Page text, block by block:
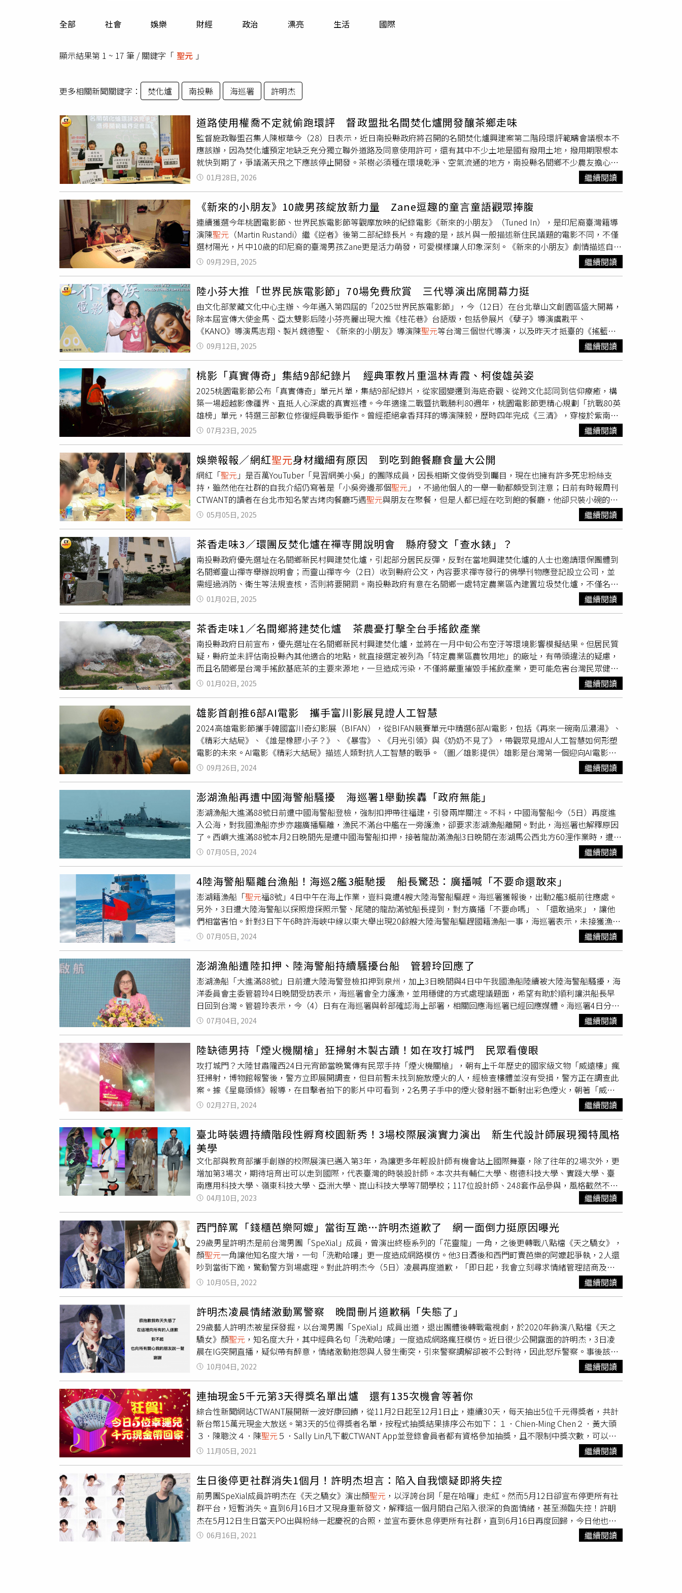
運勢
全部 社會 娛樂 財經 政治 漂亮 生活 國際
顯示結果第 1 ~ 17 筆 / 關鍵字「 聖元 」
更多相關新聞關鍵字： 焚化爐 南投縣 海巡署 許明杰
道路使用權喬不定就偷跑環評 督政盟批名間焚化爐開發釀茶鄉走味
監督施政聯盟召集人陳椒華今（28）日表示，近日南投縣政府將召開的名間焚化爐興建案第二階段環評範疇會議根本不
應該辦，因為焚化爐預定地缺乏充分獨立聯外道路及同意使用許可，還有其中不少土地是國有撥用土地，撥用期限根本
就快到期了，爭議滿天飛之下應該停止開發。茶樹必須種在環境乾淨、空氣流通的地方，南投縣名間鄉不少農友擔心，
若附近建起焚化爐，種植的茶葉品質會受到污染。（圖／CTWANT攝影組）南投縣境內目前並沒有自有焚化爐，垃圾因
而長期仰賴外縣市代燒，去化速度牛步之下目前縣內暫置垃圾堆置量近30萬公噸，縣府希望垃圾處理自主化，因而選定
濁水溪旁俗稱「溪底」的名間鄉新民村作為優先興建地。由於8成以上手搖飲料茶源與南投縣名間鄉有關，在地靈山禪
寺聖元法師（圖）也跳出來示警，希望南投縣政府能重新考量設置垃圾焚化爐的計畫。（圖／CTWANT攝影組）問題來
了，由於名間鄉是全台產茶重鎮，高達80％手搖飲料原料都與這裡有關，農民擔憂焚化爐產生的戴奧辛等有毒落塵會污
染茶園與農田，而且名間鄉三面環山的內陸谷地地形，搞得污染物根本難以排除，環團研究更指出焚化爐落塵至少將使
周邊6公里內的果園與水源受到汙染。此外，附近也曾發現瀕危物種石虎的蹤影，地方批評這樣搞下去石虎棲地被破壞
根本活不下去。今天陳椒華與「名間鄉反焚化爐自救會」成員跑到立法院和立法委員陳昭姿同框召開記者會，指控31日
南投縣府就要召開的名間鄉焚化爐「第二次範疇界定會議」技術性杯葛鄉親參與權，直斥本就不該召開了，就算真要召
開，會議進行中也應依法確保民眾全程現場參與討論的權益。陳昭姿進一步說明，名間焚化爐案預定地的不少比例土地
2025年3月就由財政部國產署撥用給南投縣政府，這片優良農地原先辛勤耕作的農民卻因此無法申請「公地放領」；而
經濟部水利署第四河川分署也已經證實，焚化爐預定地聯外道路根本沒有取得防汛道路使用權，加上涉及私人土地徵
收，但環評報告卻直接把防汛道路列為重要的交通出入通道，實在是誤導。陳椒華則拿出《非都市土地開發審議作業規
範》第二十六條進一步直指，若要開發基地應至少有獨立二條通往聯外道路，而且其中一條路寬至少8公尺以上，另一
條則至少寬度能容納消防車通行。她強調，南投縣政府把防汛道路當成這項計畫的聯外獨立道路，但目前被經濟部「打
臉」還沒取得使用權，根本應該先停止環評作業。陳椒華呼籲，環境部應會同各地方政府研議並訂定「二階環評範疇界
定會議要點」，統一正確的做法以兼顧程序與實質正義，否則像南投縣政府會議作業程序「走馬燈」，要求會議報名者
發言3分鐘就必須離席，根本不甩《環境影響評估法》相關規定，離譜事件只會一再發生。
01月28日, 2026 繼續閱讀
《新來的小朋友》10歲男孩綻放新力量 Zane逗趣的童言童語觀眾捧腹
連續獲選今年桃園電影節、世界民族電影節等觀摩放映的紀錄電影《新來的小朋友》（Tuned In），是印尼裔臺灣籍導
演陳聖元 （Martin Rustandi）繼《逆者》後第二部紀錄長片。有趣的是，該片與一般描述新住民議題的電影不同，不僅
選材陽光，片中10歲的印尼裔的臺灣男孩Zane更是活力萌發，可愛模樣讓人印象深刻。《新來的小朋友》劇情描述自小
在臺灣成長的Zane，習慣說國語，當母親Ela要他第一次用印尼語上電台接受訪問時，除讓他感到緊張，更對自身的血
緣與成長地文化的差異感到好奇，促使他開始對自己的「身分認同」有著更積極的探索，也成為《新來的小朋友》的拍
公廁不用付錢」，讓人聞之捧腹。Zane自小生長在臺灣，從小自認就是一個臺灣人。（圖／海鵬提供）Zane 自小生長
在臺灣，並在雙重文化中長大。他從小自認是一個臺灣人，卻隨著年齡增長，開始對自已身份產生了好奇。母親Ela服務
於非政府組織（NGO），經常協助來自印尼、菲律賓、越南等地的移住者，協助安頓他們在臺灣的生活。父親 Ricky則
在大學教書，一邊忙於教學和學術研究，一邊以自身經驗引導 Zane 面對多元文化的成長。他們都想讓 Zane 知道：這不
僅是身份的認同，也是一種生活的選擇。世界民族電影節_海報同時擁有印尼與臺灣文化背景的導演陳
，作品中常
見跨文化、移民、身份認同等議題探討。他費時七年拍攝的首部紀錄電影《逆者》（The Road Less Traveled），就描
述由金融業轉向職業格鬥選手的人生轉折，曾獲「CNEX華人紀錄片提案會」最佳提案獎等三座大獎。這次他因為拍攝
一系列印尼新住民的紀錄短片，因緣際會認識了10歲的 Zane，以及他很特別的中產家庭，成為陳
電影《新來的小朋友》的靈感來源。Zane在雙重文化中長大。母親Ela服務於非政府組織（NGO），父親 Ricky則在大學
教書。（圖／海鵬提供）《新來的小朋友》不僅連續獲選在今年桃園電影節、世界民族電影節觀摩放映，Zane上電台接
受訪問的照片，更登上世界民族電影節的海報主視覺，海報鋪天蓋地貼滿台灣捷運、機關、社區及學校，也讓Zane瞬間
爆紅於印尼鄉親聚落，成為大家津津樂道的話題。《新來的小朋友》是描述一個關於「家」與「家人」的故事，正向展
現臺灣新住民的成長、學習與生活，也側寫台灣家庭與學校的教育。除主角Zane大受觀眾喜愛，電影更促進臺灣與印尼
觀眾的對話與理解。最可愛的是，片中電台主持人問Zane倒底台灣和印尼哪裡才是他的家？Zane的妙答「有爸媽的地方
就是家」真摯可愛，不僅瞬間吸引觀眾貼近他的成長世界，也讓人感受到這股在臺灣社會正萌芽待發的「新」力量。
《新來的小朋友》將於10月31日在台正式上映。
09月29日, 2025 繼續閱讀
陸小芬大推「世界民族電影節」70場免費欣賞 三代導演出席開幕力挺
由文化部蒙藏文化中心主辦、今年邁入第四屆的「2025世界民族電影節」，今（12日）在台北華山文創園區盛大開幕，
除本屆宣傳大使金馬、亞太雙影后陸小芬亮麗出現大推《桂花巷》台語版，包括參展片《孽子》導演虞戡平、
《KANO》導演馬志翔、製片魏德聖、《新來的小朋友》導演陳聖元等台灣三個世代導演，以及昨天才抵臺的《搖籃凡
世》馬來西亞導演張吉安均出席盛會，貴賓「含金量」超高。今年的電影節大使陸小芬以一襲夢露式的白色貼身洋裝令
人驚艷，她笑說為了參加這活動「餓了一周」，就是要確保現身時呈現最佳狀態，談到受邀出任大使，她笑說：「這是
一份殊榮。」記者會上與三代導演虞戡平、魏德聖、張吉安、馬志翔、陳
等人同台，彷彿眾星拱月。問她最想與哪
位導演合作，她也表示：「我胃口很大，一人一部好了。」她的亞太影展封后之作《桂花巷》臺語版此次在世界民族電
影節，將於臺北光點華山電影館、嘉義文創園區、花蓮文創園區，以及臺南臺灣文學館等地放映。近年來較少在公開活
動現身的《孽子》導演虞戡平，為了表示對世界民族電影節的支持而現身，仍舊十分健談開朗。去年國家電影及視聽文
化中心為《孽子》做的修復版本一推出就秒殺，今年世界民族電影節則將免費放映，他表示當年上映時碰到重重難關，
透露目前「正在做第二次修復」，他很期待有機會看到完整的故事在大銀幕放映。導演馬志翔（右起）、虞戡平、魏德
聖也出席盛會。（圖／楊澍攝）虞戡平也提到當年的製片吳功，當時處於戒嚴時期，要不是製片有相當的勇氣、並為他
排除萬難，《孽子》也不會拍成。他得知在場的馬來西亞導演張吉安作品在自己國家常被禁，爽朗以「過來人」身份打
氣說：「我過去拍的每一部片都被禁，我也沒拿過輔導金。」張吉安此次以題材敏感的《搖籃凡世》參展，他的另一部
作品《地母》由范冰冰主演也備受矚目，他轉達范冰冰說法，「她有說很久沒來台灣，非常想來台灣」。「2025世界民
族電影節」今年以「跟著電影去旅行」為主題，將於9月12–21日於台北、台中、嘉義、台南、高雄及花蓮等六地盛大舉
行。今年世界民族電影節規劃有「世界民族大觀」、「亂世浮生路」、「電影是本書」、「成長出發吧！」以及「性別
平等了沒？」等五大單元，總計70場免費電影欣賞即日登場，節目及活動則持續鎖定「2025世界民族電影節」官方臉
書。
09月12日, 2025 繼續閱讀
桃影「真實傳奇」集結9部紀錄片 經典軍教片重溫林青霞、柯俊雄英姿
2025桃園電影節公布「真實傳奇」單元片單，集結9部紀錄片，從家國變遷到海底奇觀、從跨文化認同到信仰療癒，構
築一場超越影像疆界、直抵人心深處的真實巡禮。今年適逢二戰暨抗戰勝利80週年，桃園電影節更精心規劃「抗戰80英
雄榜」單元，特選三部數位修復經典戰爭鉅作。曾經拒絕拿香拜拜的導演陳毅，歷時四年完成《三清》，穿梭於紫南
宮、旗南宮等信仰現場，重拾與神明、與自我、與土地的情感連結；印尼裔台籍導演陳
在《新來的小朋友》中，以
在台灣長大的印尼裔少年Zane第一次用印尼語接受電台節目訪問的神奇經歷，打開多元文化身份探索的大門。《高山遊
段屬於麻將、記憶與人情味的滄桑詩篇。《三清》走訪宮廟，重拾與神明、自我、土地的情感連結。（圖／桃園電影節
提供）台灣首部深海紀錄長片《沈睡的水下巨人》，歷時四年、600次下潛，以8K高畫質揭開海底沈船生態的壯麗面
紗，見證鋼鐵與魚群共舞的奇蹟畫面。《戀戀家園》以桃園航空城開發為背景，直擊世世代代居民對於家園的依戀；
《行影‧不離》是一封寫給台灣電影教父李行的真情告白，帶領觀眾進入光影背後，信念與時代的榮耀朝聖之旅。《譯
鄉人》聚焦越南裔通譯胡鶯月，走入司法世界，挺身守護語言正義與人性尊嚴；《直至休耕》在農地即將出售的現實
中，書寫老一輩農民的情感流轉與土地離歌，細膩深刻，令人低迴。台灣首部深海紀錄長片《沈睡的水下巨人》將於
2025桃園電影節再現大銀幕。（圖／桃園電影節提供）「抗戰80英雄榜」單元精選三部經典戰爭鉅作《筧橋英烈傳》、
《英烈千秋》、《八百壯士》數位修復版，以嶄新姿態重返大銀幕。 《筧橋英烈傳》1977年橫掃金馬獎六項大獎，以空
軍節由來「八一四空戰大捷」為背景，國寶級影星梁修身扮演空軍英雄高志航，率領袍澤沈崇誨、劉粹剛升空壯烈迎
敵。當年此片卡司網羅一時巨星，包括劉長鳴、劉尚謙、江彬、金漢，女星胡茵夢、陳莎莉、李菁等。為了展現戰鬥機
空中纏鬥英姿，導演張曾澤更是大手筆從日本請來東映體系特攝團隊，以超前時代的特效拍攝技術，刻畫出空軍將士以
命搏天的壯烈英姿。《八百壯士》由柯俊雄、林青霞主演。（圖／桃園電影節提供）《英烈千秋》柯俊雄飾演抗日名將
張自忠，描述面對北平淪陷國難時刻，張自忠為保同胞安康，寧可自己背負漢奸罵名；最後回到戰場，以身殉國的歷
史。《八百壯士》以抗戰初期淞滬戰役，孤軍死守四行倉庫為背景，動員七萬國軍實景拍攝。當年只有20歲的林青霞扮
演冒死泳渡蘇州河，為孤軍送進國旗的女童軍楊惠敏，親手將國旗交到柯俊雄所扮演的孤軍將領謝晉元手中，兩人共同
展開青天白日滿地紅。第12屆桃園電影節將於8月22日至9月4日，在中壢SBC 星橋國際影城、桃園統領威秀影城，以及
中壢光影電影館放映。
07月23日, 2025 繼續閱讀
娛樂報報／網紅聖元身材纖細有原因 到吃到飽餐廳食量大公開
網紅「聖元 」是百萬YouTuber「見習網美小吳」的團隊成員，因長相斯文俊俏受到矚目，現在也擁有許多死忠粉絲支
持，雖然他在社群的自我介紹仍寫著是「小吳旁邊那個聖元 」，不過他個人的一舉一動都頗受到注意；日前有時報周刊
CTWANT的讀者在台北市知名蒙古烤肉餐廳巧遇聖元與朋友在聚餐，但是人都已經在吃到飽的餐廳，他卻只裝小碗的份
量，讓人不禁佩服他難怪一直能保持纖細的身材。
穿著「多財多億」的趣味T恤。排隊取餐時，有不少人注意到
與友人們現身台北市知名蒙古烤肉餐廳，讀者表示一
們看起來情緒很開心高昂，但聖元則是靜靜地在一旁排隊取餐，偶爾才跟朋友聊上幾句。
好。（圖／翻攝自聖元IG）不過讀者表示到吃到飽的餐廳用餐，大部分的人的食物都會裝得滿滿一大碗，感覺快要湧出
來，但聖元似乎是小鳥胃，才裝了小小一碗便慢條斯理地細嚼慢嚥，也就不意外他為何如此纖瘦，再加上他皮膚狀況看
起來非常好，似乎隨時都在注意飲食控制與身體保養。聖元（左）過去常與見習網美小吳（右）一同拍攝影片。（圖／
翻攝自聖元 IG）
05月05日, 2025 繼續閱讀
茶香走味3／環團反焚化爐在禪寺開說明會 縣府發文「查水錶」？
南投縣政府優先選址在名間鄉新民村興建焚化爐，引起部分居民反彈，反對在當地興建焚化爐的人士也邀請環保團體到
名間鄉靈山禪寺舉辦說明會；而靈山禪寺今（2日）收到縣府公文，內容要求禪寺發行的佛學刊物應登記設立公司，並
需經過消防、衛生等法規查核，否則將要開罰。南投縣政府有意在名間鄉一處特定農業區內建置垃圾焚化爐，不僅名間
鄉長陳翰立認為決策過程草率，也引起部分附近居民與茶農反彈，成立「名間鄉反焚化爐自救會」，並在多處懸掛抗議
布條，但去年11月這些旗幟遭不明人士拆除，包括自救會成員家門前、圍牆上的布條在內，共約60面旗幟被拆。當時縣
們的言論自由，也破壞自救會的財產，已向警局提出毀損、竊盜等告訴。自救會去年10月邀請環保團體，在靈山禪寺舉
辦說明會，向居民解說垃圾焚化爐可能帶來的危害，禪寺外也讓自救會懸掛「名間鄉手搖飲茶葉原料佔全台80%，不要
毀農生計」的反焚化爐布條。禪寺在今天收到南投縣府公文，內容指出，禪寺印製的《正觀雜誌》未經商業登記即對外
營業，違反《商業登記法》第4條規定，要求30日內到縣府辦理商業登記，否則將依法處新台幣一萬元以上、五萬元以
下罰鍰，並強調「商業實際經營之營業場所應符合地政、都計、使管、消防、衛生等法規」。也就是說，就算禪寺去登
法師說，他並不清楚相關的商業登記法規，禪
寺的雜誌是結緣的，沒有任何銷售行為，不知道為何會收到公文要求商業登記。他說，雜誌方內容均為佛學，主要是學
術性的探討，沒有提到任何社會性的議題。
01月02日, 2025 繼續閱讀
茶香走味1／名間鄉將建焚化爐 茶農憂打擊全台手搖飲產業
南投縣政府日前宣布，優先選址在名間鄉新民村興建焚化爐，並將在一月中旬公布空汙等環境影響模擬結果。但居民質
疑，縣府並未評估南投縣內其他適合的地點，就直接選定被列為「特定農業區農牧用地」的廠址，有帶頭違法的疑慮，
而且名間鄉是台灣手搖飲基底茶的主要來源地，一旦造成污染，不僅將嚴重摧毀手搖飲產業，更可能危害台灣民眾健
康。茶樹必須種在環境乾淨、空氣流通的地方，尤其風要大，茶廠老闆余金炘擔心附近一旦建焚化爐，茶葉品質受到污
染。（圖／甯其遠攝）名間鄉的茶廠老闆余金炘從事製茶42年，是南投縣首位採用有機農業的茶農。他說，茶葉沒有外
皮，特別會受到落塵污染的影響，他曾經應南投縣府的邀請，到台南市永康參觀當地的焚化爐，聽取廠方的說明，各種
防污染的措施都很完整，但問題是未來焚化爐運營一定是委外，由民間廠商經營，縣府準備興建的焚化爐容量有500
噸、700噸等不同版本，比南投縣每天250噸的垃圾量多出許多，民營廠商為了利潤，勢必會收受外縣市的垃圾，處理外
來的垃圾，尤其是事業廢棄物，到時候燒出來有什麼污染落塵，誰都不知道，「南投縣政府你能保證，未來我的茶葉能
夠賣出去嗎？」 一位當地居民表示，名間鄉是台灣的產茶重鎮，每年產量達3900多公噸，占全台產量3成，供應台灣8
成的手搖飲基底茶，自從先前爆發手搖飲店用越南茶混充台灣茶引發爭議後，一些大型手搖飲連鎖店標榜使用台灣茶
葉，直接向名間的茶農購茶，其中當然包括大家耳熟能詳的知名品牌，若在名間興建焚化爐，一旦造成污染，全台愛喝
手搖飲的民眾都可能喝下肚，而整個手搖飲產業鏈也可能受到嚴重打擊。 另一位居民說，有一位在南投養乳牛的酪農朋
友告訴他，之前從彰化某處買牧草餵牛，結果牛奶中竟驗出戴奧辛，懷疑是因為牧草中的殘留造成，而台灣年輕人這麼
愛喝手搖飲，這些人都是家庭之中重要的生產力，萬一長期攝入污染物而慢性中毒，將會拖累多少家庭。他說，自己並
不是一味反對蓋焚化爐，但南投縣這麼大，不解縣府為何偏挑中這一處特定農業區做廠址。 根據《區域計畫法實施細
則》規定，特定農業區與一般農業區不同，是經農業主管機關認定的優良農地或曾經投資建設重大農業改良設施，必須
加以特別保護的區域。特定農業區的土地使用受到明確的用途限制，必須符合特定的農業相關用途，上面的建蔽率和容
積率也有限制，還需要符合環境保護的相關規定，包括土地使用對水質和土壤的影響等，並可能有對農藥和化肥使用的
限制。 「本來我們出家人是不干預世事的，如果今天只是影響到我，那沒關係，但是現在這個問題不是影響一年、兩
年，而是世世代代，影響的層面非常的久遠。」名間鄉靈山禪寺住持 聖元法師憂心地說，南投是唯一不靠海的縣，名間
又被群山包圍，如果產生污染，恐怕完全出不去。他說，但名間鄉是農業鄉，如果農產品被檢驗出有污染而滯銷，這些
農民的生計怎麼辦？污染不僅危害農民的健康，一旦沒有經濟來源，一定會產生很大的社會問題，「而且手搖飲的茶葉
也是以名間鄉為大宗，所傷害的都是一些年輕人啊！」出家人原本不問世事，但靈山禪寺聖元 法師希望南投縣政府能重
新考量設置垃圾焚化爐的計畫。（圖／甯其遠攝）
法師說，據了解，焚化爐燒民生垃圾，一公噸才3、4千元新台
幣，但處理事業廢棄物每公噸費用約1、2萬塊，在公辦民營的情況下，業者自然大部分願意去燒事業廢棄物，蓋再多的
焚化爐也不夠用。他建議，應由中央來協調，訂定處理民生垃圾與事業廢棄物的比例，並讓其他縣市支援沒有焚化爐的
地區。他舉例說，南投縣草屯有一個鳥嘴潭，它的水可以供應南台中、北彰化，南投的水也供應六輕，「既然南投可以
供應外縣市水，為什麼其他縣市不能幫忙燒垃圾呢？大家能夠互惠，不是很好嗎？」 CTWant致電詢問南投縣政府對相
關指控的回應，至截稿為止尚未獲回覆。
01月02日, 2025 繼續閱讀
雄影首創推6部AI電影 攜手富川影展見證人工智慧
2024高雄電影節攜手韓國富川奇幻影展（BIFAN），從BIFAN競賽單元中精選6部AI電影，包括《再來一碗南瓜濃湯》、
《精彩大結局》、《誰是橡膠小子？》、《暴雪》、《月光引領》與《奶奶不見了》，帶觀眾見證AI人工智慧如何形塑
電影的未來。AI電影《精彩大結局》描述人類對抗人工智慧的戰爭。（圖／雄影提供）雄影是台灣第一個迎向AI電影的
影展，跨國採訪了BIFAN歐亞選片人朴陣、AI生成影視製作公司STUDIO FREEWILLUSION執行長兼《再來一碗南瓜濃
湯》導演的權漢熙，以及參與多屆雄影選片，從傳統影視到科技視象XR、AI影像皆有涉獵的高雄市電影館館長黃晧傑，
Bystander》獲忠武路短片節最佳短片的韓國導演權漢熙，這次帶來3分鐘驚悚AI之作《再來一碗南瓜濃湯》；車世煥在
2007年的作品《For Eternal hearts》被選為富川奇幻影展開幕片，AI新作《精彩大結局》描述人類對抗人工智慧的戰
爭；2023年以短片《Silence》入選富川奇幻影展，並於韓國大學電影節中獲得最佳影片獎項肯定的裴俊元，此次帶來
14分鐘的《暴雪》，是今年片長最長的AI電影；《月光引領》由朴聖元執導，他自2019年短片《There Is No Twist》
起，更拓展創作至實驗電影、音樂錄影帶。2024年被視為「生成式AI元年」，紐約翠貝卡影展更首創策劃AI電影單元；
韓國富川奇幻影展也在「富川之選」增設「AI電影」的競賽單元，讓觀眾與電影人更貼近AI。朴陣表示，今年富川奇幻
影展「AI電影」競賽收到來自全球114部作品，共選出15部入圍作品。這些作品涵蓋了敘事電影到藝術影像等多種風
格，不僅反映了當前運用生成AI技術的創作狀態，同時也證明年輕創作者將AI技術用於電影製作時的無限潛力。導演權
漢熙認為嶄新的AI電影類型已經誕生，他透露「在不久的未來，AI生成的內容也能像傳統長片那樣擁有完整故事情節，
達到製作完整劇情長片的可能。」2024高雄電影節於10/12（六）至10/27（日），在高雄市電影館、內惟藝術中心、高
雄市立圖書館總館、VR體感劇院、駁二P3倉庫、駁二自行車倉庫登場。「BIFAN X KFF: AI 未來電影」單元則於10月19
日至20日在內惟藝術中心登場。
09月26日, 2024 繼續閱讀
澎湖漁船再遭中國海警船騷擾 海巡署1舉動挨轟「政府無能」
澎湖漁船大進滿88號日前遭中國海警船登檢，強制扣押帶往福建，引發兩岸關注。不料，中國海警船今（5日）再度進
入公海，對我國漁船亦步亦趨廣播驅離，漁民不滿台中艦在一旁護漁，卻要求澎湖漁船離開。對此，海巡署也解釋原因
了。西嶼大進滿88號本月2日晚間先是遭中國海警船扣押，接著龍劼滿漁船3日晚間在澎湖馬公西北方60浬作業時，遭中
國實施探照燈干擾、追趕，惡言恐嚇廣播，4日發生
福8號漁船遭4艘中國海警船區離。海巡署獲報後，立刻部署2艘
大型艦艇，穿梭目斗嶼西北、花嶼西海域巡弋，展示強力護漁決心。沒想到今天中午，我國漁船作業再度遭到跟監騷
捕魚，被中國海警船廣播驅離。而台中艦就在漁船不遠處，卻不是出面和海警船對抗，反要求澎湖漁船離開，往南方更
接近澎湖海域方向行駛。澎湖漁民不滿表示，作業區域請示漁業署是合法區，海巡署不僅未護漁，還要我國漁船離去，
節節讓步導致漁民無法作業，「這樣要國家及政府何用？」對此，海巡署緩頰，台中艦要漁船先行離開，是保障漁民安
全，避免發生衝突，並非對中國海警船讓步，強調護漁決心不變，海巡隊員都犧牲輪休，全天候捍衛我國海域安全。
07月05日, 2024 繼續閱讀
4陸海警船驅離台漁船！海巡2艦3艇馳援 船長驚恐：廣播喊「不要命還敢來」
澎湖籍漁船「聖元福8號」4日中午在海上作業，豈料竟遭4艘大陸海警船驅趕。海巡署獲報後，出動2艦3艇前往應處。
另外，3日遭大陸海警船以探照燈探照示警、尾隨的龍劼滿號船長提到，對方廣播「不要命嗎」、「還敢過來」，讓他
們相當害怕。針對3日下午6時許海峽中線以東大舉出現20餘艘大陸海警船驅趕國籍漁船一事，海巡署表示，未接獲漁民
報案，經向2日在俗稱「金門角」外海作業返港漁民查證，除其中1艘「龍劼滿」漁船在澎湖馬公西北方60浬（中線以西
11.5浬）遭1艘大陸海警船以探照燈探照示警，並尾隨20分鐘離去外，其餘受訪漁船均稱未有遭遇海警船干擾情事。海
驅趕國籍作業漁船；人員立即調派偉星艦、台中艦及台中海巡隊10031艇、澎湖海巡隊10091、3503艇等2艦3艇前往應
處。海巡署透露，下午3時7分3503艇抵達現場，發現大陸「海警14609、14515」等2艘海警船，並向其廣播此海域為
本國籍漁船作業海域，勿干擾作業，當時海警船表示「該海域為陸方執法海域」，隨後10091艇於下午4時35分抵達現場
支援。海巡署強調，已將附近海域列為巡弋重點，全面提升執法巡護作為，同時呼籲漁民朋友在海上如遇到突發狀況，
請撥打118海巡服務專線，海巡艦艇會立即前往援處，確保漁民海上作業安全。澎湖龍劼滿號船長則向媒體表示，有朋
友聽到大陸海警船說「台灣漁船你們不要命嗎，還敢過來」。船長認為，如果要驅離，應該要按照國際標準，跟在他們
後面，靠這麼近，如果有風浪之類的，就很有可能撞到，非常危險。
07月05日, 2024 繼續閱讀
澎湖漁船遭陸扣押、陸海警船持續騷擾台船 管碧玲回應了
澎湖漁船「大進滿88號」日前遭大陸海警登檢扣押到泉州，加上3日晚間與4日中午我國漁船陸續被大陸海警船騷擾，海
洋委員會主委管碧玲4日晚間受訪表示，海巡署會全力護漁，並用穩健的方式處理議題面，希望有助於順利讓洪船長早
日回到台灣。管碧玲表示，今（4）日有在海巡署與幹部確認海上部署，相關回應海巡署已經回應媒體。海巡署4日分別
回應我國「龍劼滿」漁船3日晚間在澎湖海域被大陸海警船騷擾，以及「
福8號」漁船於4日中午在目斗嶼西北方
37.3浬（中線以西3.5浬）被4艘海警船驅趕。關於「聖」船被陸海警船騷擾，海巡署立即調派偉星艦、台中艦及台中海
廣播此海域為我國籍漁船作業海域，勿干擾作業；海警船則回應：該海域為陸方執法海域。
07月04日, 2024 繼續閱讀
陸缺德男持「煙火機關槍」狂掃射木製古蹟！如在攻打城門 民眾看傻眼
攻打城門？大陸甘肅隴西24日元宵節當晚驚傳有民眾手持「煙火機關槍」，朝有上千年歷史的國家級文物「威遠樓」瘋
狂掃射，博物館報警後，警方立即展開調查，但目前暫未找到施放煙火的人，經檢查樓體並沒有受損，警方正在調查此
案。據《星島頭條》報導，在目擊者拍下的影片中可看到，2名男子手中的煙火發射器不斷射出彩色煙火，朝著「威遠
樓」施放，由於該城樓為磚基3層木樓，民眾擔心會因此引燃失火。對此，隴西縣博物館館長表示，已向公安部門報警
處理，目前暫未找到施放煙火的人，經檢查樓體沒有受損，公安和相關職能部門正在調查此事。館長指出，持「加特
林」煙火（煙火機關槍）掃射威遠樓一事發生在元宵節晚間11時50分左右，當時值班巡邏的工作人員已經下班回家，
「監視器看不太清楚，最終以公安調查的情況為準，燃放者要麼是年輕人，要麼是孩子，公安部門正在查處，現在還沒
找到人。」館長透露，經博物館工作人員對威遠樓進行的檢查，所幸樓體並沒有受損，「可能是影片拍攝角度的問題，
看似對著樓體掃射，煙火應該沒接觸到樓體，但看著很近，還是很危險。」威遠樓位於隴西縣城中心，始建於北宋天 聖
元年（1023年），元中統二年（1261年）移置於此，明洪武元年（1368年）於舊址重建，清代維修。威遠樓為磚基3層
木樓，分基座與樓體2部分，通高26米，是定西市現存時代較早、規模較大又保存完整的鐘鼓樓建築之一，也是全國重
點文物保護單位。
02月27日, 2024 繼續閱讀
臺北時裝週持續階段性孵育校園新秀！3場校際展演實力演出 新生代設計師展現獨特風格
美學
文化部與教育部攜手創辦的校際展演已邁入第3年，為讓更多年輕設計師有機會站上國際舞臺，除了往年的2場次外，更
增加第3場次，期待培育出可以走到國際，代表臺灣的時裝設計師。本次共有輔仁大學、樹德科技大學、實踐大學、臺
南應用科技大學、嶺東科技大學、亞洲大學、崑山科技大學等7間學校；117位設計師、248套作品參與，風格截然不
同，從來自生活的人文哲思、環境體悟、歷史轉譯到療癒繽紛、新穎剪裁，一覽設計無限創意。另外，為增加不同族群
關注度，校際展演合作Amazing Talker Show主持人EKO、原子少年羅奕傑、女團「星期三」的宇珊及寶兒跨界走秀支
持新生代設計師，引領觀眾感受時尚校園新秀的作品魅力。實踐大學獲得「最佳展演學校」（圖/臺北時裝週提供）校園
培育三階段，鍛鍊足以代表臺灣精神的設計師時裝週除了是設計師展演的最佳商業平台，各國也都導入人才培育政策，
臺北時裝週更是提供了清晰的目標方向，並結合高雄時尚大賞及時裝設計新人獎，網羅臺灣各地人才。文化部常務次長
李連權表示，時尚產業需要持續不斷投入新血，臺北時裝週在這樣的基礎下推出人才培育四部曲－校際展演、Young
Talent新鮮秀、New Breed新生代品牌秀與新銳品牌秀，讓新生代的年輕人用新穎的價值觀、人生觀與世界觀，加上當
代的數位工具和工藝復興，滾動臺北時裝週不斷創新、變化、突破。教育部常務次長林騰蛟也表示，為擴大學生參與及
拓展國際視野的機會，特別增加1場次，給予不同風格以及不同背景的學生更多的參加機會，期待學生們可以透過這次
經驗不斷深化及精進專業，並接軌產業及世界潮流。四位潛力設計新秀與作品（圖/臺北時裝週提供）競技舞台選出4位
風格獨特且具商業發展性之潛力設計新秀 結束7 場精彩展演後，校際展演評審團選出展演呈現與設計作品整體表現最優
的實踐大學獲得「最佳展演學校」，以及4位潛力設計新秀，包含輔仁大學織品服裝學系陳慧伃，作品靈感來自雲芝覆
瓦堆疊的外觀，打破紗環的織紋走向，用編織創作展現漸層紋理；輔仁大學織品服裝學系陳葳，運用針織及色彩線條視
覺化角色皮埃羅豐富的人物情感；實踐大學服裝設計學系陳聖元 ，將家中生產的茶葉，結合茶染工藝，將茶葉獨特紋理
及茶道講究的過程，轉化為當代的服裝；嶺東科技大學服飾設計系楊子瑩則是利用機能彈性布的材質來表現出運動時尚
與未來感。四位風格不同的設計師將聯合高雄時尚大賞的獲獎新星們在臺北時裝週SS24動態展演Young Talent新鮮秀聯
合展演新系列服裝，持續為臺北時裝週帶來新世代的獨特設計風格。
04月10日, 2023 繼續閱讀
西門醉罵「錢櫃芭樂阿嬤」當街互跪…許明杰道歉了 網一面倒力挺原因曝光
29歲男星許明杰是前台灣男團「SpeXial」成員，曾演出終極系列的「花靈龍」一角，之後更轉戰八點檔《天之驕女》，
顏聖元一角讓他知名度大增，一句「洗勒哈嘍」更一度造成網路模仿。他3日酒後和西門町賣芭樂的阿嬤起爭執，2人還
吵到當街下跪，驚動警方到場處理。對此許明杰今（5日）凌晨再度道歉，「即日起，我會立刻尋求情緒管理諮商及徹
底遠離酒精，並暫停目前手邊的演藝活動。」不過有不少網友聲援，明明就是那個阿嬤一直纏著人家，且還賣品質不好
的芭樂。許明杰3日凌晨疑似不滿被芭樂阿嬤推銷，因此在錢櫃門口與對方發生爭執，期間芭樂阿嬤突然下跪，而他也
論。許明杰今（5日）凌晨再度發文道歉，「請原諒我暫時關版及留言，經過這兩天的沉澱，整件事情我難辭其咎，都
是因為我飲酒過量、情緒失控暴走，導致後續脫序行為的發生。我想先把事情妥善處理完畢，勇敢面對大家的指責跟教
訓。一切行為都極不禮貌也不理智，對不起。」許明杰透露，已於4日再次前往現場找阿嬤以及向當日值班的2名員警表
達道歉，已誠心誠意的取得他們3位的原諒，因其中一名員警休假，已留下聯絡方式請同仁協助轉答，必再找時間正式
向其員警表達歉意。許明杰說，「即日起，我會立刻尋求情緒管理諮商及徹底遠離酒精，並暫停目前手邊的演藝活動，
我一定會改掉這些陋習，努力成為一個更好的人，浪費社會資源，造成社會觀感不佳，再次致上十二萬分的歉意，對不
起。」不少網友也曾遇過芭樂阿嬤。（圖／翻攝自YouYube留言區）消息一出，風向一面倒認為許明杰欺負芭樂阿嬤，
但也有不少曾遇過芭樂阿嬤的網友，在新聞留言下方分享自己的經歷「唉我只想說有遇過這阿嬤大概就知道什麼情
形」、「有去過錢櫃的都知道這阿嬤是何等人物」、「那個阿嬤問題超級多，不買就酸人」。網友聲援許明杰。（圖／
翻攝自YouYube留言區）另外有網友在PTT表示，芭樂阿嬤原本在西門6號出口，之後轉移到錢櫃，遠遠看覺得很可憐，
平常不會像賣口香糖的短髮阿嬤遠遠罵人，但走過去才知道，芭樂可以切薄片到透光、熟到軟掉，偶爾一包50元、偶爾
一包100元，看她心情，但賣50元的時候，你掏100元，她會叫你買2包，不買就說你沒愛心、沒良心，偶爾逛街的話就
只是覺得煩，但如果天天被纏真的會忍不住生氣。
10月05日, 2022 繼續閱讀
許明杰凌晨情緒激動罵警察 晚間刪片道歉稱「失態了」
29歲藝人許明杰被星探發掘，以台灣男團「SpeXial」成員出道，退出團體後轉戰電視劇，於2020年飾演八點檔《天之
驕女》顏聖元 ，知名度大升，其中經典名句「洗勒哈嘍」一度造成網路瘋狂模仿。近日很少公開露面的許明杰，3日凌
晨在IG突開直播，疑似帶有醉意，情緒激動抱怨與人發生衝突，引來警察調解卻被不公對待，因此怒斥警察。事後該則
影片被刪除，許明杰於當晚更新動態，致歉並稱是自己「失態了」。許明杰無預警開直播，似乎帶著醉意抒發情緒的發
言，讓觀看的粉絲相當錯愕。據看過直播的網友透露，許明杰與賣玉蘭花的婦人發生衝突，因而引來警察到場進行協
人等負面內容。由於許明杰曾因心理狀態不穩而停工修養，且曾透露自己患有躁鬱症，讓不少粉絲擔心可能是精神不
佳。該18分鐘的直播留存影片曾短暫停留在IG版面，如今這則影片處於看不見狀態。許明杰3日晚間發布限時動態，
「很抱歉我昨天失態了，在這裡向所有人道歉，對不起，也向所有關心我的朋友說一聲，謝謝。」
10月04日, 2022 繼續閱讀
連抽現金5千元第3天得獎名單出爐 還有135次機會等著你
綜合性新聞網站CTWANT展開新一波好康回饋，從11月2日起至12月1日止，連續30天，每天抽出5位千元得獎者，共計
新台幣15萬元現金大放送。第3天的5位得獎者名單，按程式抽獎結果排序公布如下：１．Chien-Ming Chen２．黃大頭
３．陳聰汶４．陳聖元５．Sally Lin凡下載CTWANT App並登錄會員者都有資格參加抽獎，且不限制中獎次數，可以連
續參加。每日抽出5位得獎者，名單將於次日中午12點整公布於CTWANT網站，並同步App推播方式進行公告。●●點我
下載CTWANT App●●一：從手機點開上方超連結下載CTWANT App並開啟二：登入（可選擇Google帳號、Facebook
（含公布日）回覆EMAIL並告知聯繫資訊，未回覆或超過日期視為主動放棄。3.CTWANT現職員工與所屬二等親內不得
參加。4.得獎者獎金一律以匯款方式領取，跨行匯款手續費由得獎者負擔。5.得獎者須同步提供當天公佈之新聞截圖，
以利核對。※主辦單位保有隨時修改及終止本活動之權利，如有任何變更內容或詳細注意事項將公布於本網頁，恕不另
行通知。
11月05日, 2021 繼續閱讀
生日後停更社群消失1個月！許明杰坦言：陷入自我懷疑即將失控
前男團SpeXial成員許明杰在《天之驕女》演出顏聖元 ，以浮誇台詞「是在哈囉」走紅。然而5月12日卻宣布停更所有社
群平台，短暫消失。直到6月16日才又現身重新發文，解釋這一個月間自己陷入很深的負面情緒，甚至瀕臨失控！許眀
杰在5月12日生日當天PO出與粉絲一起慶祝的合照，並宣布要休息停更所有社群，直到6月16日再度回歸，今日他也在
IG發文解釋：「在過了28歲生日後，我突然陷入很深的迷惘與自我懷疑，具體的原因我也不清楚，但那強烈情緒反應使
我擔心我即將失控。」因此，他覺得最好的方式就是暫時離開社群，讓自己能夠好好地冷靜、思考一下。許明杰在生日
06月16日, 2021 繼續閱讀